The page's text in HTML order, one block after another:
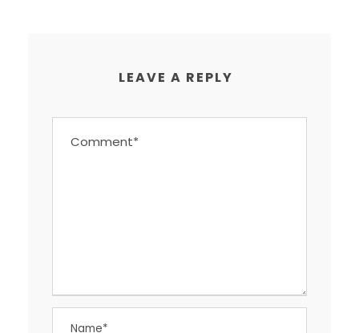
LEAVE A REPLY